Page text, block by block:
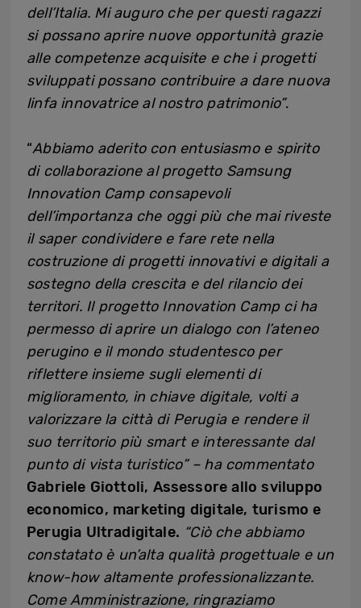
dell’Italia. Mi auguro che per questi ragazzi
si possano aprire nuove opportunità grazie
alle competenze acquisite e che i progetti
sviluppati possano contribuire a dare nuova
linfa innovatrice al nostro patrimonio”.
“Abbiamo aderito con entusiasmo e spirito
di collaborazione al progetto Samsung
Innovation Camp consapevoli
dell’importanza che oggi più che mai riveste
il saper condividere e fare rete nella
costruzione di progetti innovativi e digitali a
sostegno della crescita e del rilancio dei
territori. Il progetto Innovation Camp ci ha
permesso di aprire un dialogo con l’ateneo
perugino e il mondo studentesco per
riflettere insieme sugli elementi di
miglioramento, in chiave digitale, volti a
valorizzare la città di Perugia e rendere il
suo territorio più smart e interessante dal
punto di vista turistico” – ha commentato
Gabriele Giottoli, Assessore allo sviluppo
economico, marketing digitale, turismo e
Perugia Ultradigitale. “Ciò che abbiamo
constatato è un’alta qualità progettuale e un
know-how altamente professionalizzante.
Come Amministrazione, ringraziamo